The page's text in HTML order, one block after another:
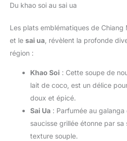
Du khao soi au sai ua
Les plats emblématiques de Chiang
et le sai ua , révèlent la profonde
région :
Khao Soi : Cette soupe de
lait de coco, est un délice
doux et épicé.
Sai Ua : Parfumée au
saucisse grillée étonne par sa
texture souple.